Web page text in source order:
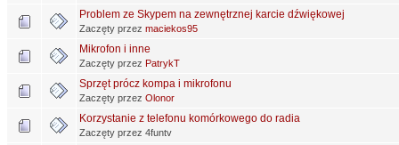
Problem ze Skypem na zewnętrznej karcie dźwiękowej
Zaczęty przez maciekos95
Mikrofon i inne
Zaczęty przez PatrykT
Sprzęt prócz kompa i mikrofonu
Zaczęty przez Olonor
Korzystanie z telefonu komórkowego do radia
Zaczęty przez 4funtv